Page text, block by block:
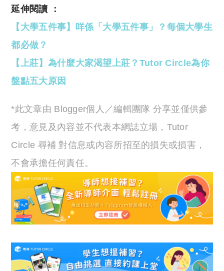
延伸閱讀 ：
【大學五件事】咩係「大學五件事」？每個大學生
都必做？
【上莊】為什麼大家渴望上莊？Tutor Circle為你
盤點五大原因
*此文章由 Blogger個人／編輯團隊 分享並僅供參
考，意見及內容並不代表本網誌立場，Tutor
Circle 尋補 對信息或內容所招至的損失或損害，
不會承擔任何責任。